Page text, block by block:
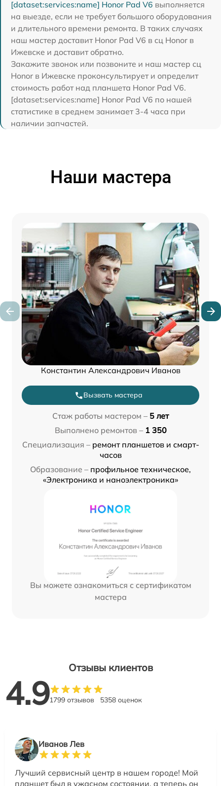
[dataset:services:name] Honor Pad V6 выполняется
на выезде, если не требует большого оборудования
и длительного времени ремонта. В таких случаях
наш мастер доставит Honor Pad V6 в сц Honor в
Ижевске и доставит обратно.
Закажите звонок или позвоните и наш мастер сц
Honor в Ижевске проконсультирует и определит
стоимость работ над планшета Honor Pad V6.
[dataset:services:name] Honor Pad V6 по нашей
статистике в среднем занимает 3-4 часа при
наличии запчастей.
Наши мастера
Константин Александрович Иванов
Вызвать мастера
Стаж работы мастером – 5 лет
Выполнено ремонтов – 1 350
Специализация – ремонт планшетов и смарт-
часов
Образование – профильное техническое,
«Электроника и наноэлектроника»
Вы можете ознакомиться с сертификатом
мастера
Отзывы клиентов
4.91799 отзывов 5358 оценок
Иванов Лев
Лучший сервисный центр в нашем городе! Мой
планшет был в ужасном состоянии, а теперь он